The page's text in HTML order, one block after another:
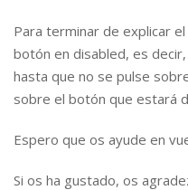
Para terminar de explicar
botón en disabled, es
hasta que no se pulse
sobre el botón que estará
Espero que os ayude en
Si os ha gustado, os